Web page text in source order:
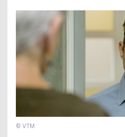
© VTM